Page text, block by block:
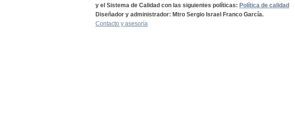
y el Sistema de Calidad con las siguientes políticas: Política de calidad
Diseñador y administrador: Mtro Sergio Israel Franco García.
Contacto y asesoría